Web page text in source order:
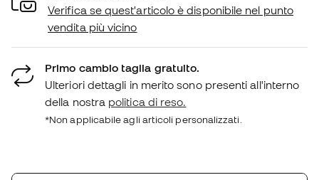
Verifica se quest'articolo è disponibile nel punto
vendita più vicino
Primo cambio taglia gratuito.
Ulteriori dettagli in merito sono presenti all'interno
della nostra politica di reso.
*Non applicabile agli articoli personalizzati.